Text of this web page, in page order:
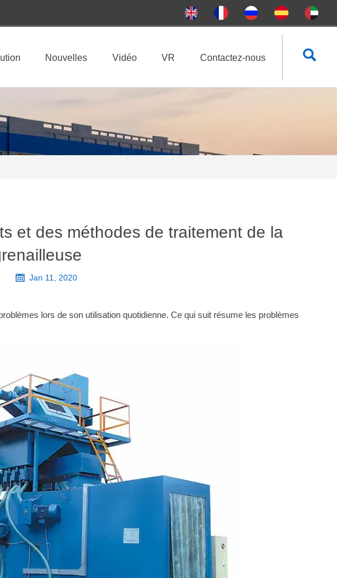
Nouvelles Vidéo VR Contactez-nous 
et des méthodes de traitement de la
 Jan 11, 2020
lors de son utilisation quotidienne. Ce qui suit résume les problèmes